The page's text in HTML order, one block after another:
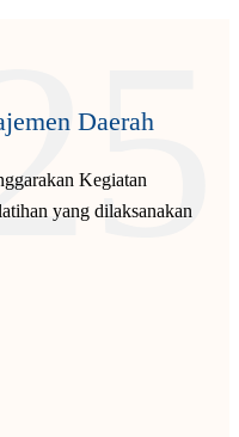
Daerah
Kegiatan
yang dilaksanakan